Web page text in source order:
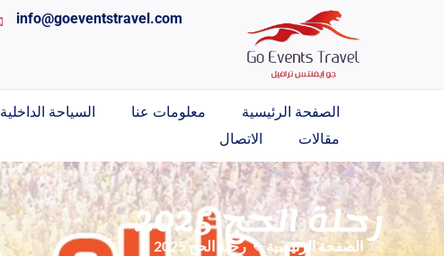
info@goeventstravel.com
الصفحة الرئيسية معلومات عنا السياحة الداخلية
مقالات
الاتصال
رحلة الحج 2025
الصفحة الرئيسية رحلة الحج 2025